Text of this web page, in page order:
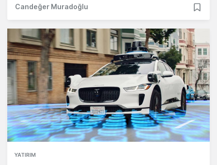
Candeğer Muradoğlu
YATIRIM